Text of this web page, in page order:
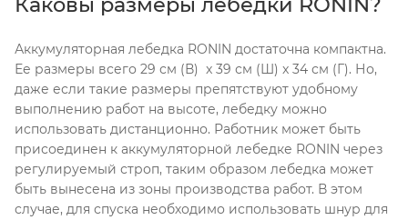
Аккумуляторная лебедка RONIN достаточна компактна.
Ее размеры всего 29 см (В) x 39 см (Ш) x 34 см (Г). Но,
даже если такие размеры препятствуют удобному
выполнению работ на высоте, лебедку можно
использовать дистанционно. Работник может быть
присоединен к аккумуляторной лебедке RONIN через
регулируемый строп, таким образом лебедка может
быть вынесена из зоны производства работ. В этом
случае, для спуска необходимо использовать шнур для